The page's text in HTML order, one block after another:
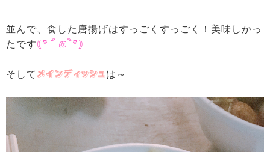
並んで、食した唐揚げはすっごくすっごく！美味しかっ
たです(*´ω`*)
そしてメインディッシュは～